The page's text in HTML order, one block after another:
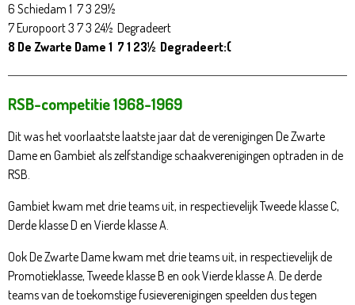
6 Schiedam 1 7 3 29½
7 Europoort 3 7 3 24½ Degradeert
8 De Zwarte Dame 1 7 1 23½ Degradeert:(
RSB-competitie 1968-1969
Dit was het voorlaatste laatste jaar dat de verenigingen De Zwarte
Dame en Gambiet als zelfstandige schaakverenigingen optraden in de
RSB.
Gambiet kwam met drie teams uit, in respectievelijk Tweede klasse C,
Derde klasse D en Vierde klasse A.
Ook De Zwarte Dame kwam met drie teams uit, in respectievelijk de
Promotieklasse, Tweede klasse B en ook Vierde klasse A. De derde
teams van de toekomstige fusieverenigingen speelden dus tegen